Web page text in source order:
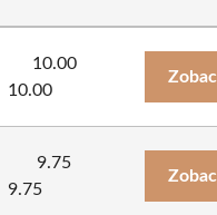
10.00
10.00
9.75
9.75